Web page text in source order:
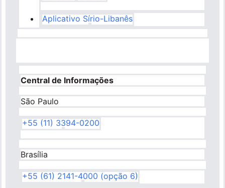
Aplicativo Sírio-Libanês
Central de Informações
São Paulo
+55 (11) 3394-0200
Brasília
+55 (61) 2141-4000 (opção 6)